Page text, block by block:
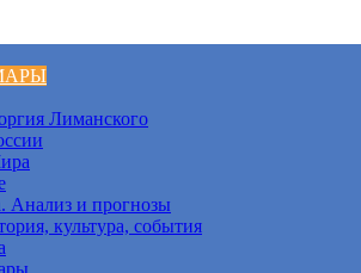
Лиманского
Анализ и прогнозы
культура, события